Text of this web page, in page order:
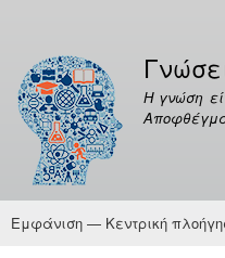
λογαριασμού
χρήστη
Η γνώση
Κεντρική
Εμφάνιση — Κεντρική